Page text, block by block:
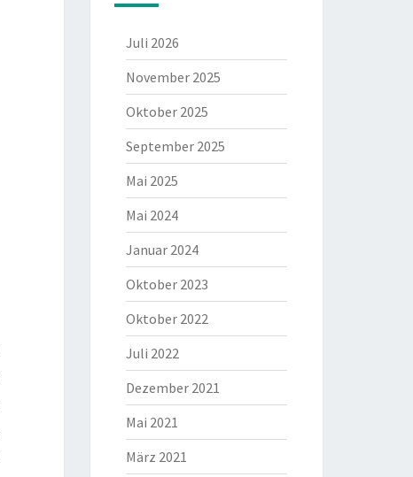
Juli 2026
November 2025
Oktober 2025
September 2025
Mai 2025
Mai 2024
Januar 2024
Oktober 2023
Oktober 2022
Juli 2022
Dezember 2021
Mai 2021
März 2021